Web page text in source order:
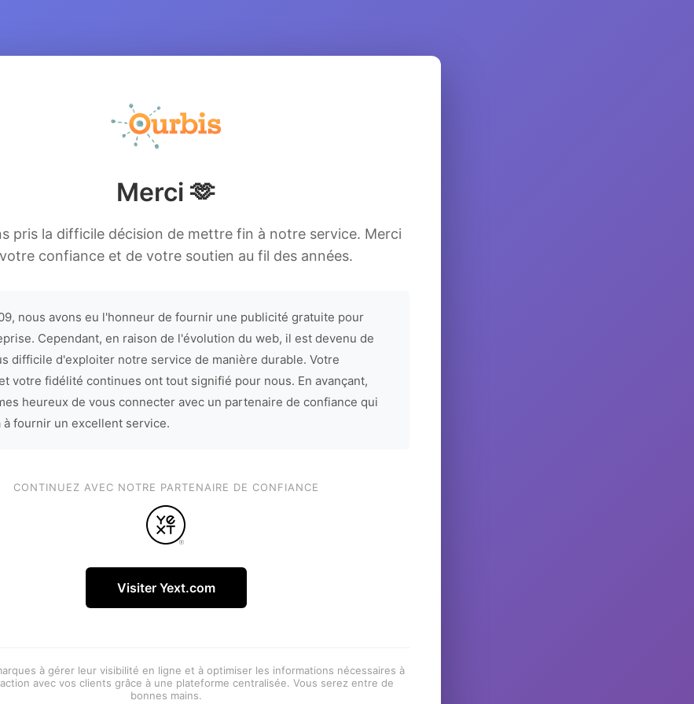
Merci 🫶
pris la difficile décision de mettre fin à notre service. Merci
confiance et de votre soutien au fil des années.
nous avons eu l'honneur de fournir une publicité gratuite pour
Cependant, en raison de l'évolution du web, il est devenu de
difficile d'exploiter notre service de manière durable. Votre
votre fidélité continues ont tout signifié pour nous. En avançant,
heureux de vous connecter avec un partenaire de confiance qui
à fournir un excellent service.
CONTINUEZ AVEC NOTRE PARTENAIRE DE CONFIANCE
Visiter Yext.com
à gérer leur visibilité en ligne et à optimiser les informations nécessaires à
avec vos clients grâce à une plateforme centralisée. Vous serez entre de
bonnes mains.